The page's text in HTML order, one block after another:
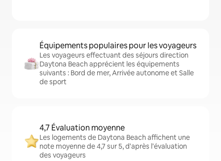
Équipements populaires pour les voyageurs
Les voyageurs effectuant des séjours direction
Daytona Beach apprécient les équipements
suivants : Bord de mer, Arrivée autonome et Salle
de sport
4,7 Évaluation moyenne
Les logements de Daytona Beach affichent une
note moyenne de 4,7 sur 5, d'après l'évaluation
des voyageurs